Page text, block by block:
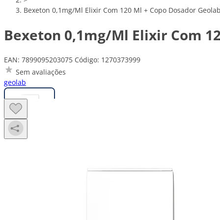
Bexeton 0,1mg/Ml Elixir Com 120 Ml + Copo Dosador Geolab
Bexeton 0,1mg/Ml Elixir Com
EAN: 7899095203075 Código: 1270373999
Sem avaliações
geolab